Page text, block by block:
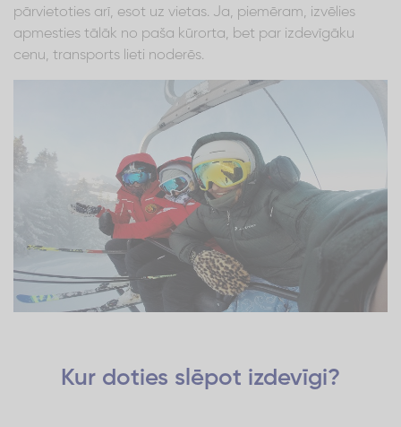
pārvietoties arī, esot uz vietas. Ja, piemēram, izvēlies
apmesties tālāk no paša kūrorta, bet par izdevīgāku
cenu, transports lieti noderēs.
Kur doties slēpot izdevīgi?